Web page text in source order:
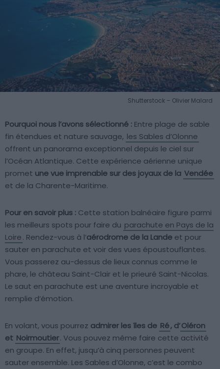
Shutterstock – Olivier Malard
Pourquoi nous l’avons sélectionné : Entre plage de sable
fin étendues et nature sauvage, les Sables d’Olonne
offrent un panorama exceptionnel depuis le ciel sur
l’Océan Atlantique. Cette expérience aérienne unique
promet une vue imprenable sur des joyaux de la Vendée
et de la Charente-Maritime.
Pour en savoir plus : Cette station balnéaire figure parmi
les meilleurs spots pour faire du parachute en Pays de la
Loire. Rendez-vous à l’aérodrome de la Lande et pour
sauter en parachute et voir des vues époustouflantes.
Vous passerez au-dessus de lieux connus comme le
phare, le château Saint-Clair et le prieuré Saint-Nicolas.
Le saut en parachute est une aventure incroyable et
remplie d’émotion.
En volant, vous pourrez admirer les îles de Ré, d’Oléron
et Noirmoutier. Vous pouvez même faire cette activité
en groupe. En effet, jusqu’à cinq personnes peuvent
sauter ensemble. Les Sables d’Olonne, c’est le combo